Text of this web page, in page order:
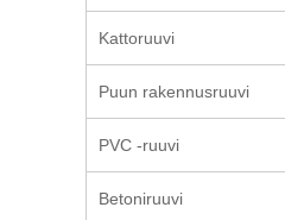
Kattoruuvi
Puun rakennusruuvi
PVC -ruuvi
Betoniruuvi